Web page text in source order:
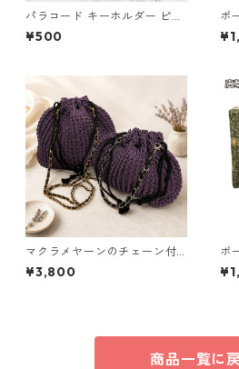
パラコード キーホルダー ピン
ク グレー 編み込み s28
¥500
ポ
ポ
な
マクラメヤーンのチェーン付
ポーチ大小セット(紫) 巾着 布
小物 ハンドメイド 国産 本革
¥3,800
ポ
カ
マ
商品一覧に